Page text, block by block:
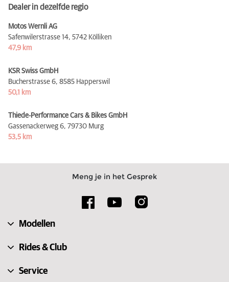
Dealer in dezelfde regio
Motos Wernli AG
Safenwilerstrasse 14, 5742 Kölliken
47,9 km
KSR Swiss GmbH
Bucherstrasse 6, 8585 Happerswil
50,1 km
Thiede-Performance Cars & Bikes GmbH
Gassenackerweg 6, 79730 Murg
53,5 km
Meng je in het Gesprek
Modellen
Rides & Club
Service